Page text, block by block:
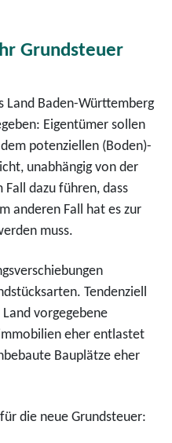
Grundsteuer
Land Baden-Württemberg
Eigentümer sollen
potenziellen (Boden)-
unabhängig von der
Fall dazu führen, dass
anderen Fall hat es zur
muss.
Tendenziell
vorgegebene
eher entlastet
Bauplätze eher
die neue Grundsteuer: